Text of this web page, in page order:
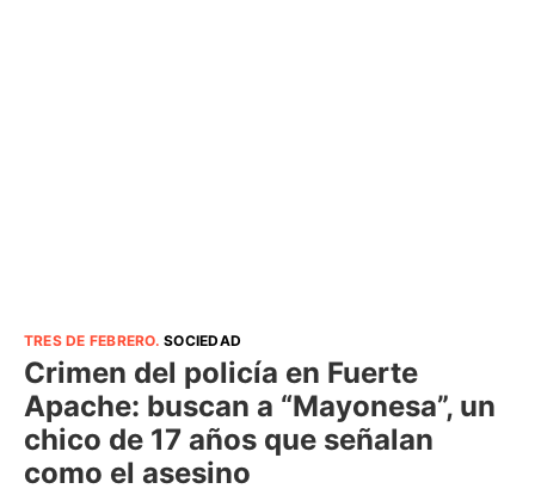
TRES DE FEBRERO.SOCIEDAD
Crimen del policía en Fuerte
Apache: buscan a “Mayonesa”, un
chico de 17 años que señalan
como el asesino